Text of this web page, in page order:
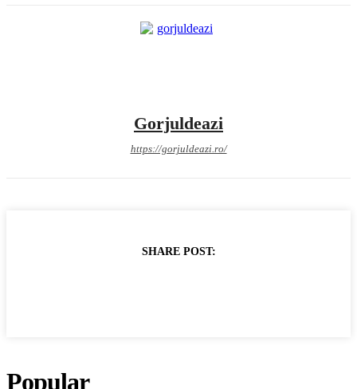
Gorjuldeazi
https://gorjuldeazi.ro/
SHARE POST:
Popular